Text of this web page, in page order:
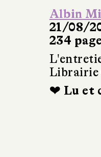
Albin
21/08/
234
Librairie
❤ Lu et